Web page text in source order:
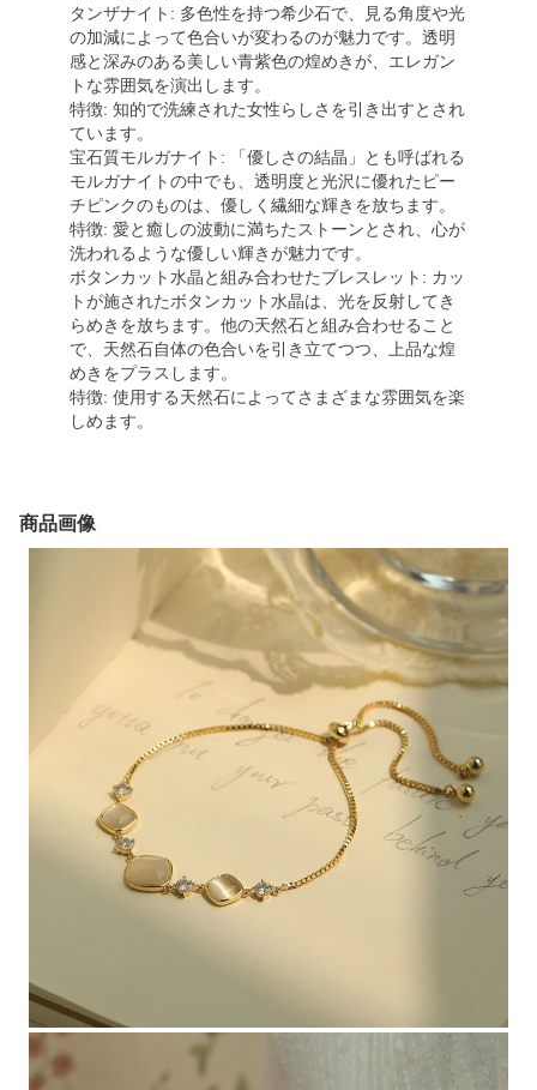
タンザナイト: 多色性を持つ希少石で、見る角度や光
の加減によって色合いが変わるのが魅力です。透明
感と深みのある美しい青紫色の煌めきが、エレガン
トな雰囲気を演出します。
特徴: 知的で洗練された女性らしさを引き出すとされ
ています。
宝石質モルガナイト: 「優しさの結晶」とも呼ばれる
モルガナイトの中でも、透明度と光沢に優れたピー
チピンクのものは、優しく繊細な輝きを放ちます。
特徴: 愛と癒しの波動に満ちたストーンとされ、心が
洗われるような優しい輝きが魅力です。
ボタンカット水晶と組み合わせたブレスレット: カッ
トが施されたボタンカット水晶は、光を反射してき
らめきを放ちます。他の天然石と組み合わせること
で、天然石自体の色合いを引き立てつつ、上品な煌
めきをプラスします。
特徴: 使用する天然石によってさまざまな雰囲気を楽
しめます。
商品画像